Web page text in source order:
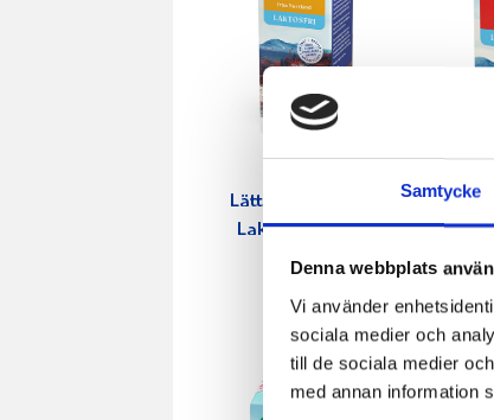
Samtycke
Denna webbplats
Vi använder
sociala medier och
till de sociala medier
med annan information
Lättmjölkdrycken
Laktosfri 0,5% 1
liter